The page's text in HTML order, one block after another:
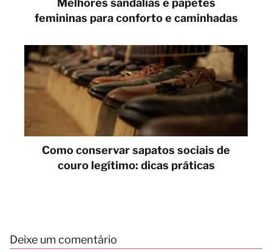
Melhores sandálias e papetes
femininas para conforto e caminhadas
Como conservar sapatos sociais de
couro legítimo: dicas práticas
Deixe um comentário